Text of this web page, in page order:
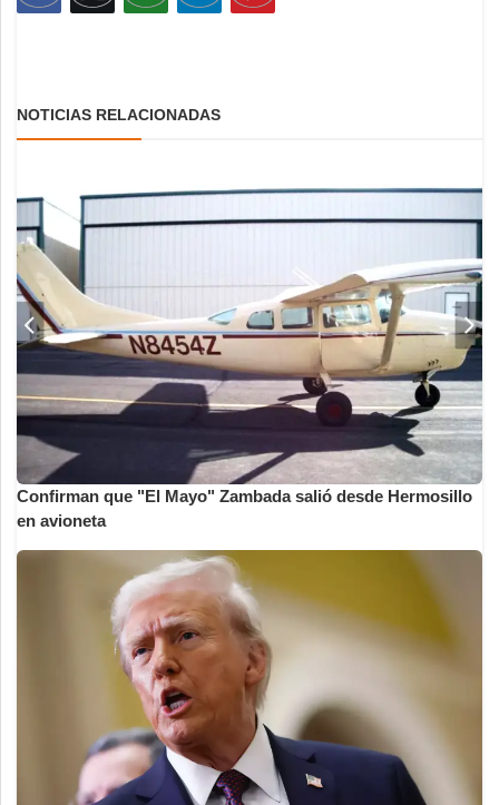
NOTICIAS RELACIONADAS
Confirman que "El Mayo" Zambada salió desde Hermosillo
en avioneta